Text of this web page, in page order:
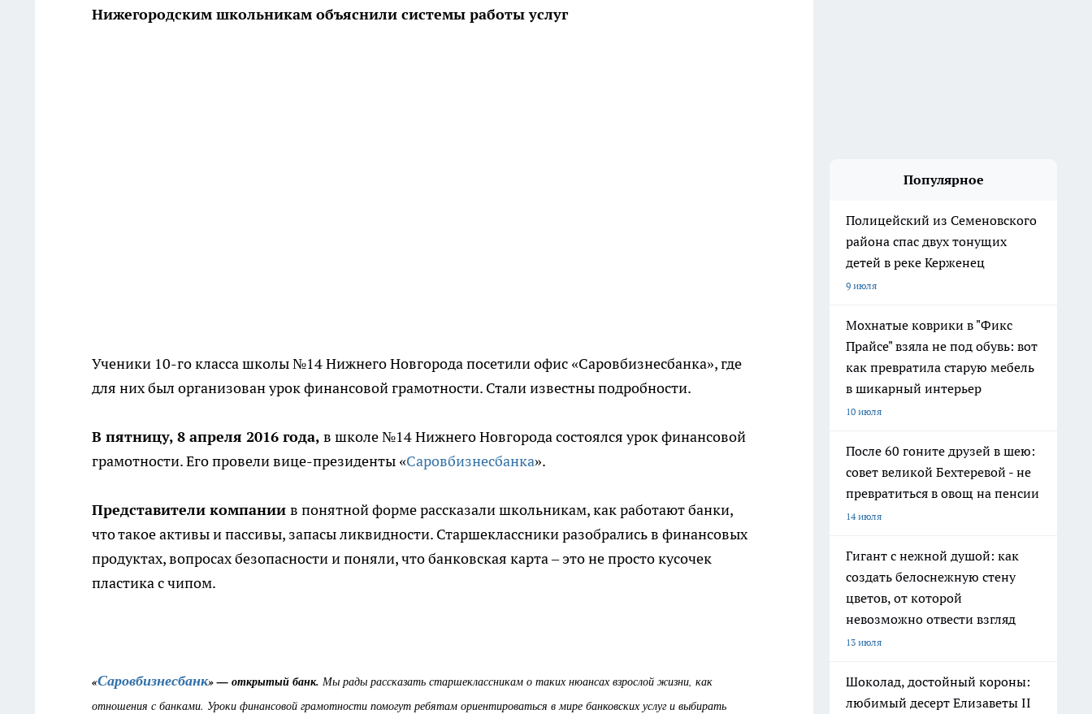
Нижегородским школьникам объяснили системы работы услуг
Ученики 10-го класса школы №14 Нижнего Новгорода посетили офис «Саровбизнесбанка», где
для них был организован урок финансовой грамотности. Стали известны подробности.
В пятницу, 8 апреля 2016 года, в школе №14 Нижнего Новгорода состоялся урок финансовой
грамотности. Его провели вице-президенты «Саровбизнесбанка».
Представители компании в понятной форме рассказали школьникам, как работают банки,
что такое активы и пассивы, запасы ликвидности. Старшеклассники разобрались в финансовых
продуктах, вопросах безопасности и поняли, что банковская карта – это не просто кусочек
пластика с чипом.
«Саровбизнесбанк» — открытый банк. Мы рады рассказать старшеклассникам о таких нюансах взрослой жизни, как
отношения с банками. Уроки финансовой грамотности помогут ребятам ориентироваться в мире банковских услуг и выбирать
Популярное
Полицейский из Семеновского
района спас двух тонущих
детей в реке Керженец
9 июля
Мохнатые коврики в "Фикс
Прайсе" взяла не под обувь: вот
как превратила старую мебель
в шикарный интерьер
10 июля
После 60 гоните друзей в шею:
совет великой Бехтеревой - не
превратиться в овощ на пенсии
14 июля
Гигант с нежной душой: как
создать белоснежную стену
цветов, от которой
невозможно отвести взгляд
13 июля
Шоколад, достойный короны:
любимый десерт Елизаветы II